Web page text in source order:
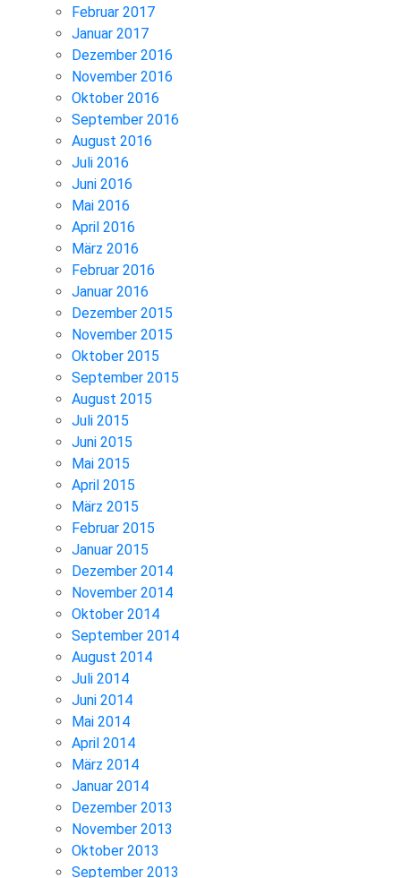
Februar 2017
Januar 2017
Dezember 2016
November 2016
Oktober 2016
September 2016
August 2016
Juli 2016
Juni 2016
Mai 2016
April 2016
März 2016
Februar 2016
Januar 2016
Dezember 2015
November 2015
Oktober 2015
September 2015
August 2015
Juli 2015
Juni 2015
Mai 2015
April 2015
März 2015
Februar 2015
Januar 2015
Dezember 2014
November 2014
Oktober 2014
September 2014
August 2014
Juli 2014
Juni 2014
Mai 2014
April 2014
März 2014
Januar 2014
Dezember 2013
November 2013
Oktober 2013
September 2013